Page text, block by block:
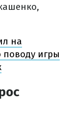
на
игры